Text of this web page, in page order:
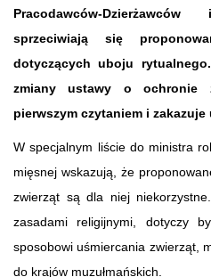
Pracodawców-
sprzeciwiają się
dotyczących uboju
zmiany ustawy o ochronie
pierwszym czytaniem i zakazuje
W specjalnym liście do ministra
mięsnej wskazują, że
zwierząt są dla niej
zasadami religijnymi, dotyczy
sposobowi uśmiercania zwierząt,
do krajów muzułmańskich.